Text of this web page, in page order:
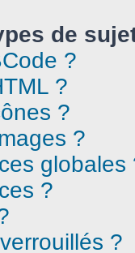
de
?
?
?
?
globales
?
?